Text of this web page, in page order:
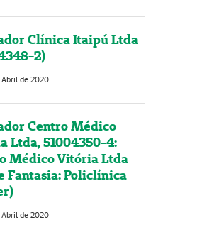
Clínica Itaipú Ltda
2)
Abril de 2020
Centro Médico
Ltda, 51004350-4:
Médico Vitória Ltda
Fantasia: Policlínica
Abril de 2020